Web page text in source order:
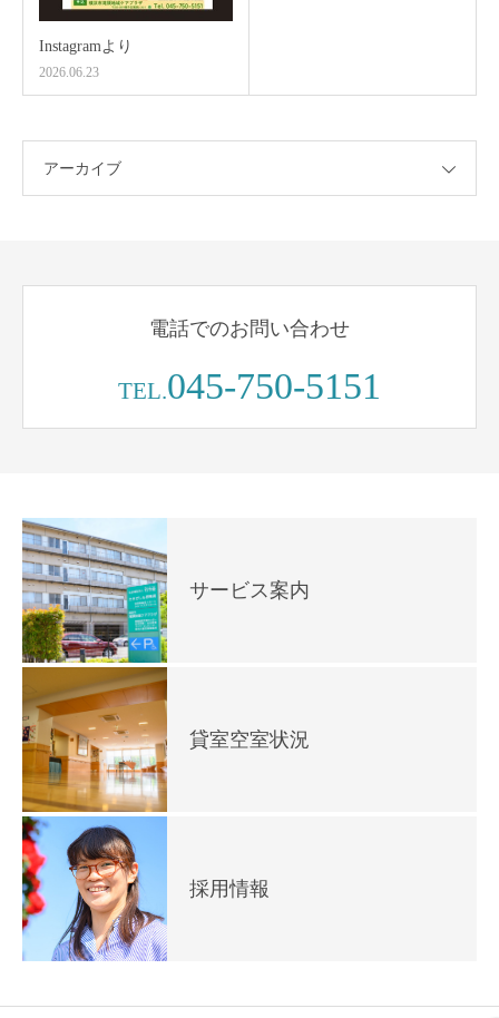
Instagramより
2026.06.23
アーカイブ
電話でのお問い合わせ
TEL.045-750-5151
サービス案内
貸室空室状況
採用情報